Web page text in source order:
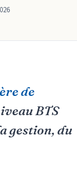
de
BTS
gestion, du